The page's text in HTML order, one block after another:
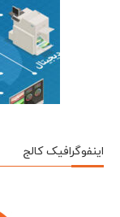
اینفوگرافیک کالج